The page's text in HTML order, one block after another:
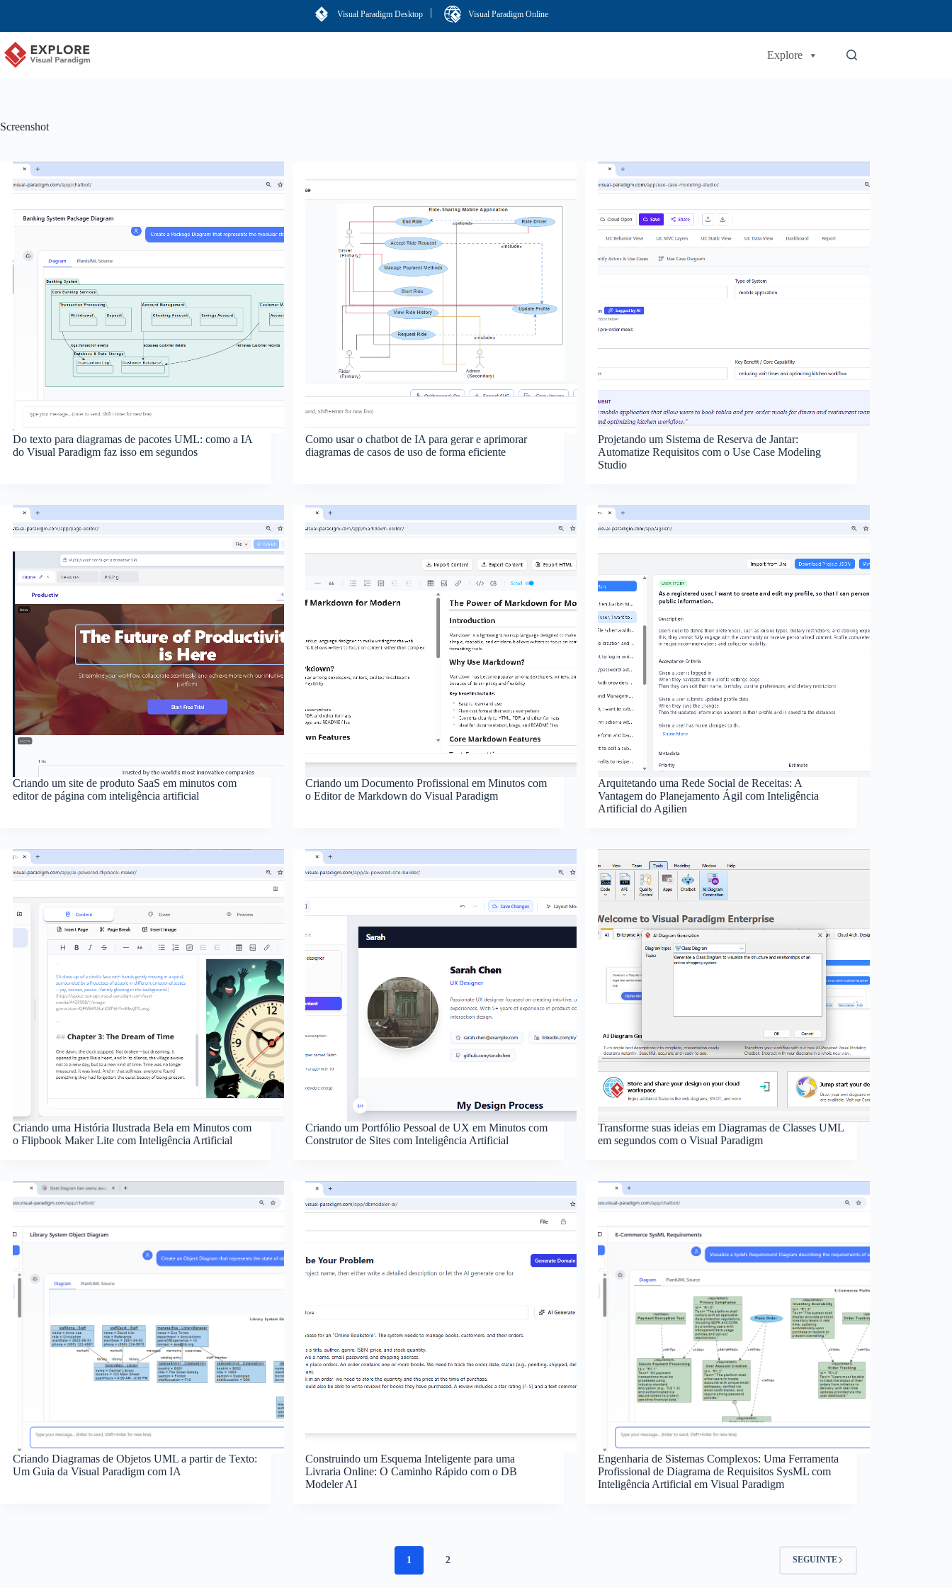
Visual Paradigm Desktop | Visual Paradigm Online
Explore
Screenshot
Do texto para diagramas de pacotes UML: como a IA
do Visual Paradigm faz isso em segundos
Como usar o chatbot de IA para gerar e aprimorar
diagramas de casos de uso de forma eficiente
Projetando um Sistema de Reserva de Jantar:
Automatize Requisitos com o Use Case Modeling
Studio
Criando um site de produto SaaS em minutos com
editor de página com inteligência artificial
Criando um Documento Profissional em Minutos com
o Editor de Markdown do Visual Paradigm
Arquitetando uma Rede Social de Receitas: A
Vantagem do Planejamento Ágil com Inteligência
Artificial do Agilien
Criando uma História Ilustrada Bela em Minutos com
o Flipbook Maker Lite com Inteligência Artificial
Criando um Portfólio Pessoal de UX em Minutos com
Construtor de Sites com Inteligência Artificial
Transforme suas ideias em Diagramas de Classes UML
em segundos com o Visual Paradigm
Criando Diagramas de Objetos UML a partir de Texto:
Um Guia da Visual Paradigm com IA
Construindo um Esquema Inteligente para uma
Livraria Online: O Caminho Rápido com o DB
Modeler AI
Engenharia de Sistemas Complexos: Uma Ferramenta
Profissional de Diagrama de Requisitos SysML com
Inteligência Artificial em Visual Paradigm
1 2 SEGUINTE